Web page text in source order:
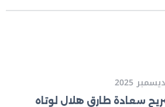
سعادة طارق هلال لوتاه